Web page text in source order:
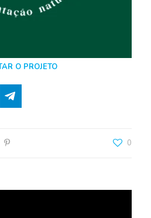
O PROJETO
0